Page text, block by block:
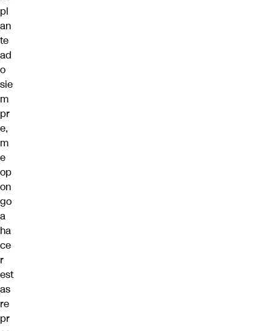
pl
an
te
ad
o
sie
m
pr
e,
m
e
op
on
go
a
ha
ce
r
est
as
re
pr